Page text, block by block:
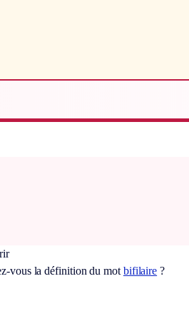
vous la définition du mot bifilaire ?